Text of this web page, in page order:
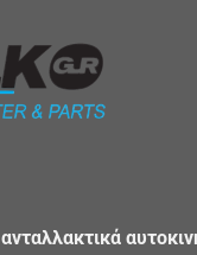
ανταλλακτικά